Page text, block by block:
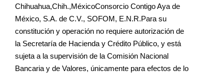
Chihuahua,Chih.,MéxicoConsorcio Contigo Aya de
México, S.A. de C.V., SOFOM, E.N.R.Para su
constitución y operación no requiere autorización de
la Secretaría de Hacienda y Crédito Público, y está
sujeta a la supervisión de la Comisión Nacional
Bancaria y de Valores, únicamente para efectos de lo